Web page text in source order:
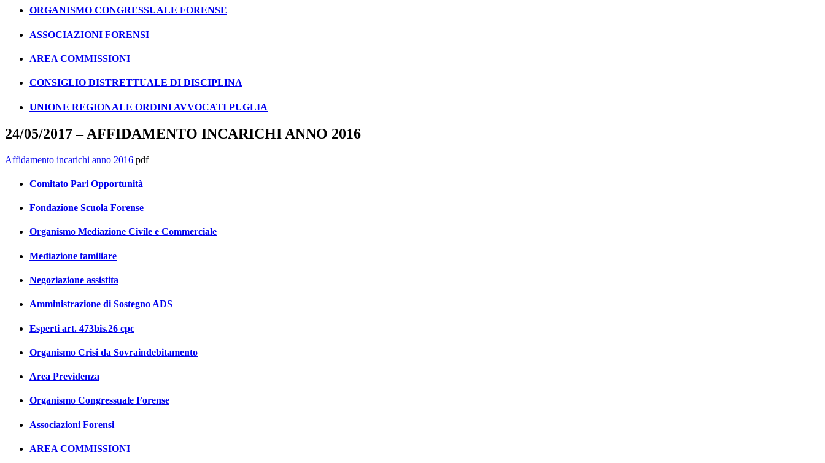
ORGANISMO CONGRESSUALE FORENSE
ASSOCIAZIONI FORENSI
AREA COMMISSIONI
CONSIGLIO DISTRETTUALE DI DISCIPLINA
UNIONE REGIONALE ORDINI AVVOCATI PUGLIA
24/05/2017 – AFFIDAMENTO INCARICHI ANNO 2016
Affidamento incarichi anno 2016 pdf
Comitato Pari Opportunità
Fondazione Scuola Forense
Organismo Mediazione Civile e Commerciale
Mediazione familiare
Negoziazione assistita
Amministrazione di Sostegno ADS
Esperti art. 473bis.26 cpc
Organismo Crisi da Sovraindebitamento
Area Previdenza
Organismo Congressuale Forense
Associazioni Forensi
AREA COMMISSIONI